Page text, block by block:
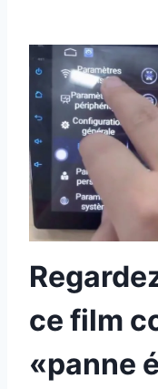
ce film
«panne